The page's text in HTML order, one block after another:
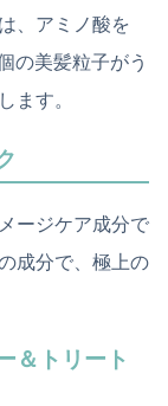
、アミノ酸を
の美髪粒子がう
ます。
ージケア成分で
成分で、極上の
＆トリート